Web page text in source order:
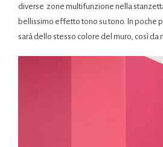
diverse zone multifunzione nella
bellissimo effetto tono su tono. In poche
sarà dello stesso colore del muro, così da